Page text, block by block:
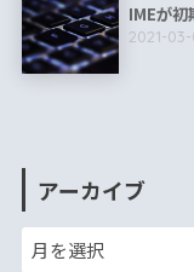
IMEが初
2021-
アーカイブ